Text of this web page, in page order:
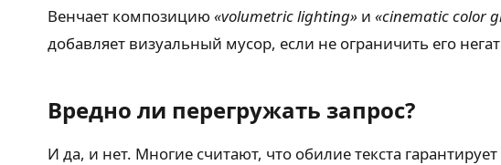
Венчает композицию «volumetric lighting» и «cinematic color
добавляет визуальный мусор, если не ограничить его
Вредно ли перегружать запрос?
И да, и нет. Многие считают, что обилие текста